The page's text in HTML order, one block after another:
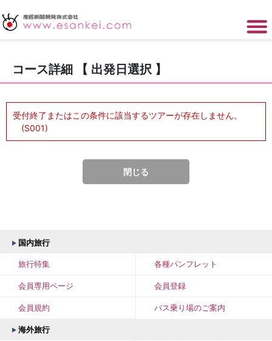
コース詳細 【 出発日選択 】
受付終了またはこの条件に該当するツアーが存在しません。
(S001)
閉じる
国内旅行
旅行特集 各種パンフレット
会員専用ページ 会員登録
会員規約 バス乗り場のご案内
海外旅行